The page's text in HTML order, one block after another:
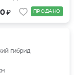
₽ ПРОДАНО
гибрид